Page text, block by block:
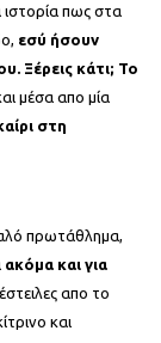
ιστορία πως στα
εσύ ήσουν
Ξέρεις κάτι; Το
μέσα απο μία
στη
πρωτάθλημα,
ακόμα και για
απο το
και